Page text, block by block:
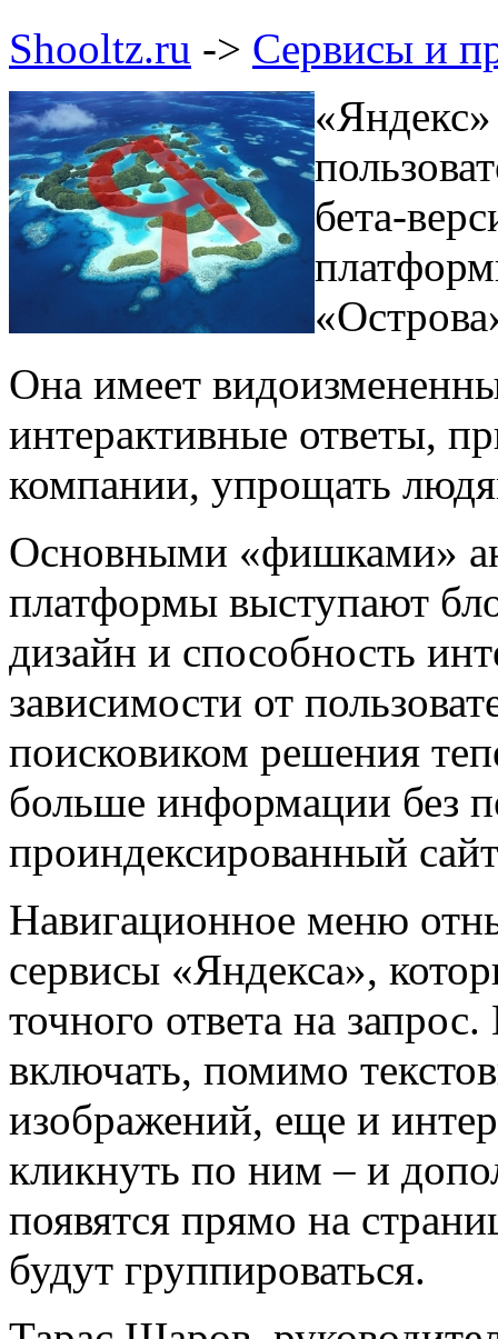
Shooltz.ru -> Сервисы и
«Яндекс»
бета-
Она имеет
интерактивные ответы,
компании, упрощать
Основными «фишками»
платформы выступают
дизайн и способность
зависимости от
поисковиком решения
больше информации без
проиндексированный
Навигационное меню
сервисы «Яндекса»,
точного ответа на
включать, помимо
изображений, еще и
кликнуть по ним – и
появятся прямо на
будут группироваться.